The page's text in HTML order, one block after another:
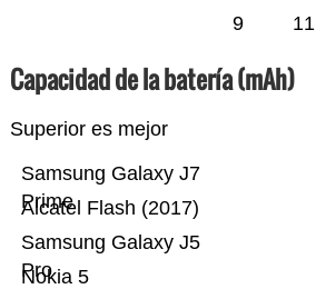
9 11
Capacidad de la batería (mAh)
Superior es mejor
Nokia 5
Samsung Galaxy J5
Pro
Alcatel Flash (2017)
Samsung Galaxy J7
Prime